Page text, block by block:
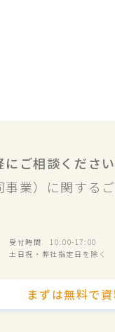
ご相談ください
業）に関する
受付時間 10:00-17:00
土日祝・弊社指定日を除く
まずは無料で